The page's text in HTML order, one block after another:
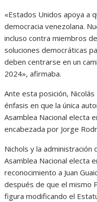
«Estados Unidos apoya a
democracia venezolana.
incluso contra miembros
soluciones democráticas
deben centrarse en un
2024», afirmaba.
Ante esta posición,
énfasis en que la única
Asamblea Nacional electa
encabezada por Jorge
Nichols y la administración
Asamblea Nacional electa
reconocimiento a Juan
después de que el mismo
figura modificando el